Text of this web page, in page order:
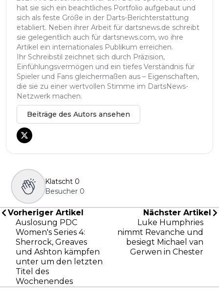
hat sie sich ein beachtliches Portfolio aufgebaut und
sich als feste Größe in der Darts-Berichterstattung
etabliert. Neben ihrer Arbeit für dartsnews.de schreibt
sie gelegentlich auch für dartsnews.com, wo ihre
Artikel ein internationales Publikum erreichen.
Ihr Schreibstil zeichnet sich durch Präzision,
Einfühlungsvermögen und ein tiefes Verständnis für
Spieler und Fans gleichermaßen aus – Eigenschaften,
die sie zu einer wertvollen Stimme im DartsNews-
Netzwerk machen.
Beiträge des Autors ansehen
Klatscht 0
Besucher 0
Vorheriger Artikel
Auslosung PDC
Women's Series 4:
Sherrock, Greaves
und Ashton kämpfen
unter um den letzten
Titel des
Wochenendes
Nächster Artikel
Luke Humphries
nimmt Revanche und
besiegt Michael van
Gerwen in Chester